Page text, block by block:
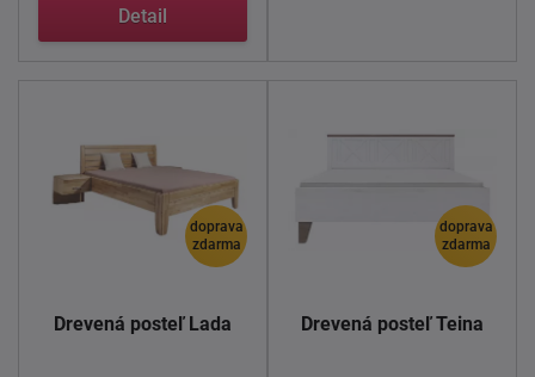
Detail
doprava
zdarma
Drevená posteľ Lada
doprava
zdarma
Drevená posteľ Teina